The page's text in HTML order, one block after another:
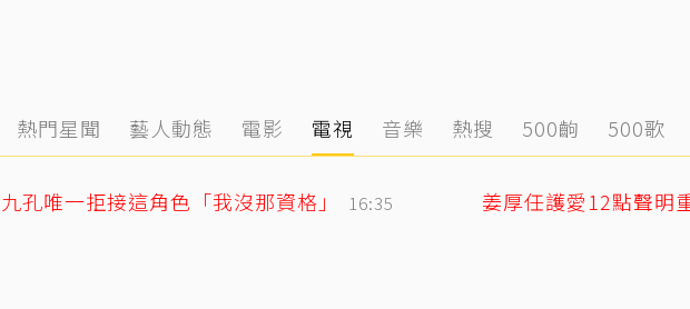
熱門星聞 藝人動態 電影 電視 音樂 熱搜 500齣 500歌
孔唯一拒接這角色「我沒那資格」 16:35